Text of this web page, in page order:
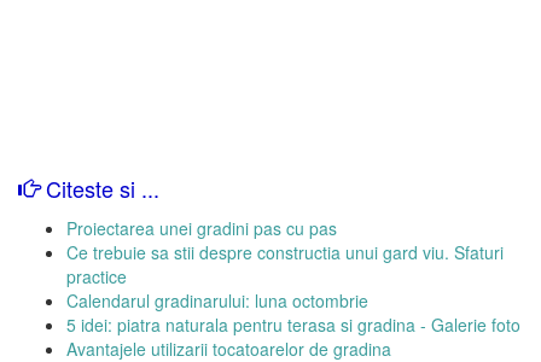
Citeste si ...
Proiectarea unei gradini pas cu pas
Ce trebuie sa stii despre constructia unui gard viu. Sfaturi
practice
Calendarul gradinarului: luna octombrie
5 idei: piatra naturala pentru terasa si gradina - Galerie foto
Avantajele utilizarii tocatoarelor de gradina